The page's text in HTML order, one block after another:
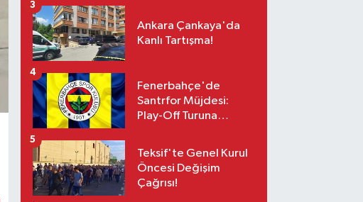
Ankara Çankaya'da
Kanlı Tartışma!
3
Fenerbahçe'de
Santrfor Müjdesi:
Play-Off Turuna
4
Teksif'te Genel Kurul
Öncesi Değişim
Çağrısı!
5